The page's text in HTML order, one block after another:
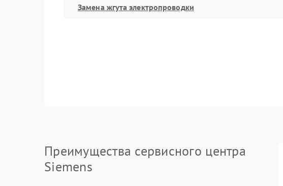
Замена жгута электропроводки
Преимущества сервисного центра
Siemens